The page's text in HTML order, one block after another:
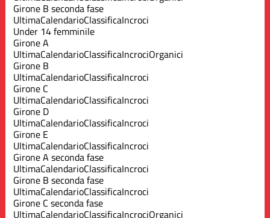
Girone B seconda fase
UltimaCalendarioClassificaIncroci
Under 14 femminile
Girone A
UltimaCalendarioClassificaIncrociOrganici
Girone B
UltimaCalendarioClassificaIncroci
Girone C
UltimaCalendarioClassificaIncroci
Girone D
UltimaCalendarioClassificaIncroci
Girone E
UltimaCalendarioClassificaIncroci
Girone A seconda fase
UltimaCalendarioClassificaIncroci
Girone B seconda fase
UltimaCalendarioClassificaIncroci
Girone C seconda fase
UltimaCalendarioClassificaIncrociOrganici